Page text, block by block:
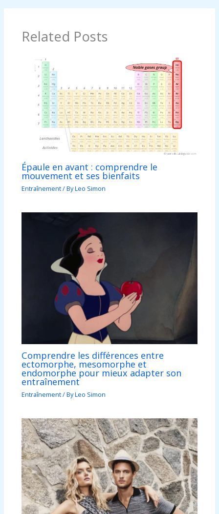
Related Posts
Épaule en avant : comprendre le
mouvement et ses bienfaits
Entraînement/ ByLeo Simon
Comprendre les différences entre
ectomorphe, mesomorphe et
endomorphe pour mieux adapter son
entraînement
Entraînement/ ByLeo Simon